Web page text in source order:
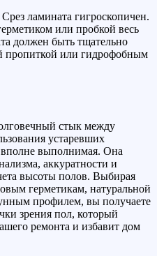
Срез ламината гигроскопичен.
или пробкой весь
должен быть тщательно
пропиткой или гидрофобным
стык между
устаревших
выполнимая. Она
аккуратности и
высоты полов. Выбирая
герметикам, натуральной
профилем, вы получаете
зрения пол, который
ремонта и избавит дом